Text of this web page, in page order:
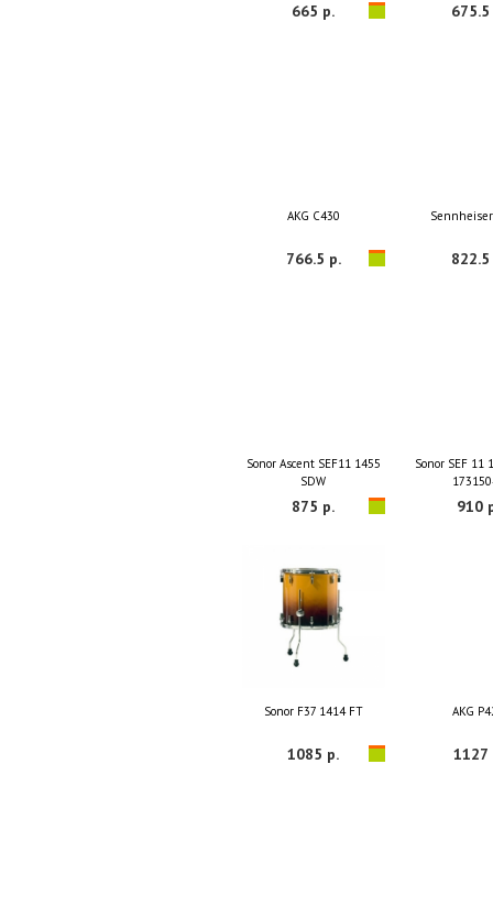
665 р. 675.5
AKG C430
766.5 р. 822.5
Sonor Ascent SEF11 1455
SDW
875 р.
Sonor SEF 11
910
Sonor F37 1414 FT
1085 р.
AKG
1127